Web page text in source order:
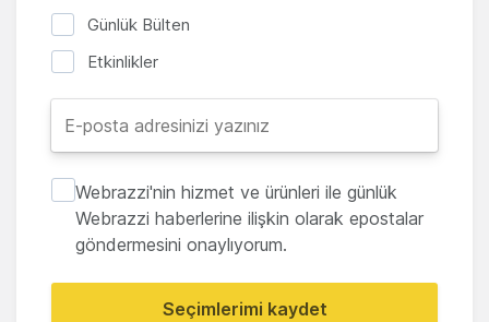
Günlük Bülten
Etkinlikler
Webrazzi'nin hizmet ve ürünleri ile günlük
Webrazzi haberlerine ilişkin olarak epostalar
göndermesini onaylıyorum.
Seçimlerimi kaydet